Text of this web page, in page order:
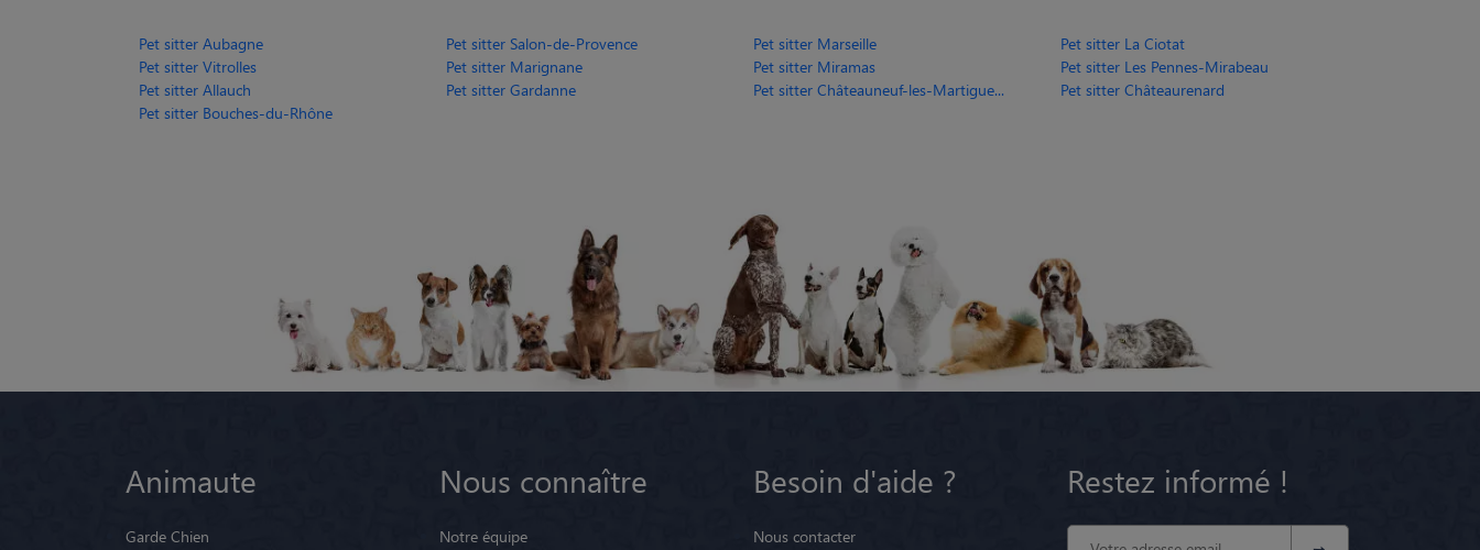
Pet sitter Aubagne Pet sitter Salon-de-Provence Pet sitter Marseille
Pet sitter La Ciotat
Pet sitter Vitrolles
Pet sitter Marignane Pet sitter Miramas
Pet sitter Les Pennes-Mirabeau
Pet sitter Allauch
Pet sitter Gardanne Pet sitter Châteauneuf-les-Martigue...
Pet sitter Châteaurenard
Pet sitter Bouches-du-Rhône
Animaute
Garde Chien
Nous connaître
Notre équipe
Besoin d'aide ?
Nous contacter
Restez informé !